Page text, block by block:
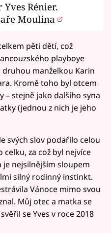
Rénier.
Moulina
pěti dětí, což
playboye
druhou manželkou Karin
Kromě toho byl otcem
– stejně jako dalšího syna
(jednou z nich je jeho
svých slov podařilo celou
za což byl nejvíce
je nejsilnějším sloupem
silný rodinný instinkt.
Vánoce mimo svou
Můj otec a matka se
se Yves v roce 2018